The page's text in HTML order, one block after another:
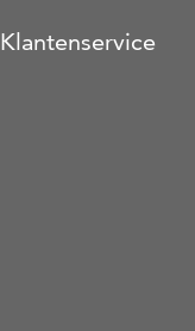
Klantenservice